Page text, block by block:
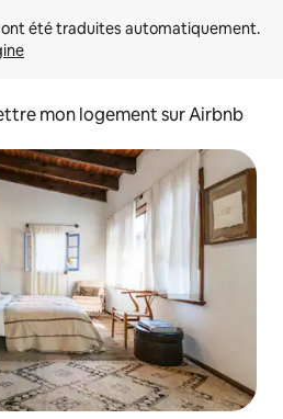
mon logement sur Airbnb